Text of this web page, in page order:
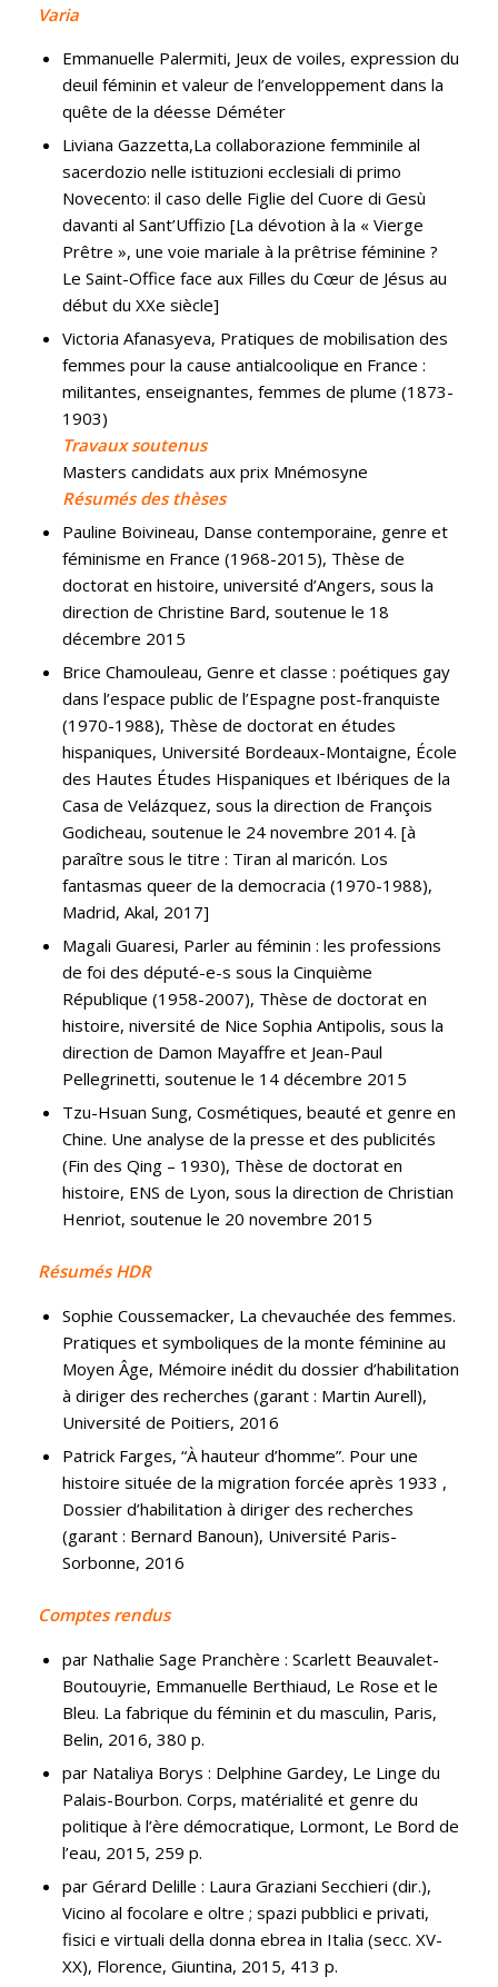
Varia
Emmanuelle Palermiti, Jeux de voiles, expression du
deuil féminin et valeur de l’enveloppement dans la
quête de la déesse Déméter
Liviana Gazzetta,La collaborazione femminile al
sacerdozio nelle istituzioni ecclesiali di primo
Novecento: il caso delle Figlie del Cuore di Gesù
davanti al Sant’Uffizio [La dévotion à la « Vierge
Prêtre », une voie mariale à la prêtrise féminine ?
Le Saint-Office face aux Filles du Cœur de Jésus au
début du XXe siècle]
Victoria Afanasyeva, Pratiques de mobilisation des
femmes pour la cause antialcoolique en France :
militantes, enseignantes, femmes de plume (1873-
1903)
Travaux soutenus
Masters candidats aux prix Mnémosyne
Résumés des thèses
Pauline Boivineau, Danse contemporaine, genre et
féminisme en France (1968-2015), Thèse de
doctorat en histoire, université d’Angers, sous la
direction de Christine Bard, soutenue le 18
décembre 2015
Brice Chamouleau, Genre et classe : poétiques gay
dans l’espace public de l’Espagne post-franquiste
(1970-1988), Thèse de doctorat en études
hispaniques, Université Bordeaux-Montaigne, École
des Hautes Études Hispaniques et Ibériques de la
Casa de Velázquez, sous la direction de François
Godicheau, soutenue le 24 novembre 2014. [à
paraître sous le titre : Tiran al maricón. Los
fantasmas queer de la democracia (1970-1988),
Madrid, Akal, 2017]
Magali Guaresi, Parler au féminin : les professions
de foi des député-e-s sous la Cinquième
République (1958-2007), Thèse de doctorat en
histoire, niversité de Nice Sophia Antipolis, sous la
direction de Damon Mayaffre et Jean-Paul
Pellegrinetti, soutenue le 14 décembre 2015
Tzu-Hsuan Sung, Cosmétiques, beauté et genre en
Chine. Une analyse de la presse et des publicités
(Fin des Qing – 1930), Thèse de doctorat en
histoire, ENS de Lyon, sous la direction de Christian
Henriot, soutenue le 20 novembre 2015
Résumés HDR
Sophie Coussemacker, La chevauchée des femmes.
Pratiques et symboliques de la monte féminine au
Moyen Âge, Mémoire inédit du dossier d’habilitation
à diriger des recherches (garant : Martin Aurell),
Université de Poitiers, 2016
Patrick Farges, “À hauteur d’homme”. Pour une
histoire située de la migration forcée après 1933 ,
Dossier d’habilitation à diriger des recherches
(garant : Bernard Banoun), Université Paris-
Sorbonne, 2016
Comptes rendus
par Nathalie Sage Pranchère : Scarlett Beauvalet-
Boutouyrie, Emmanuelle Berthiaud, Le Rose et le
Bleu. La fabrique du féminin et du masculin, Paris,
Belin, 2016, 380 p.
par Nataliya Borys : Delphine Gardey, Le Linge du
Palais-Bourbon. Corps, matérialité et genre du
politique à l’ère démocratique, Lormont, Le Bord de
l’eau, 2015, 259 p.
par Gérard Delille : Laura Graziani Secchieri (dir.),
Vicino al focolare e oltre ; spazi pubblici e privati,
fisici e virtuali della donna ebrea in Italia (secc. XV-
XX), Florence, Giuntina, 2015, 413 p.